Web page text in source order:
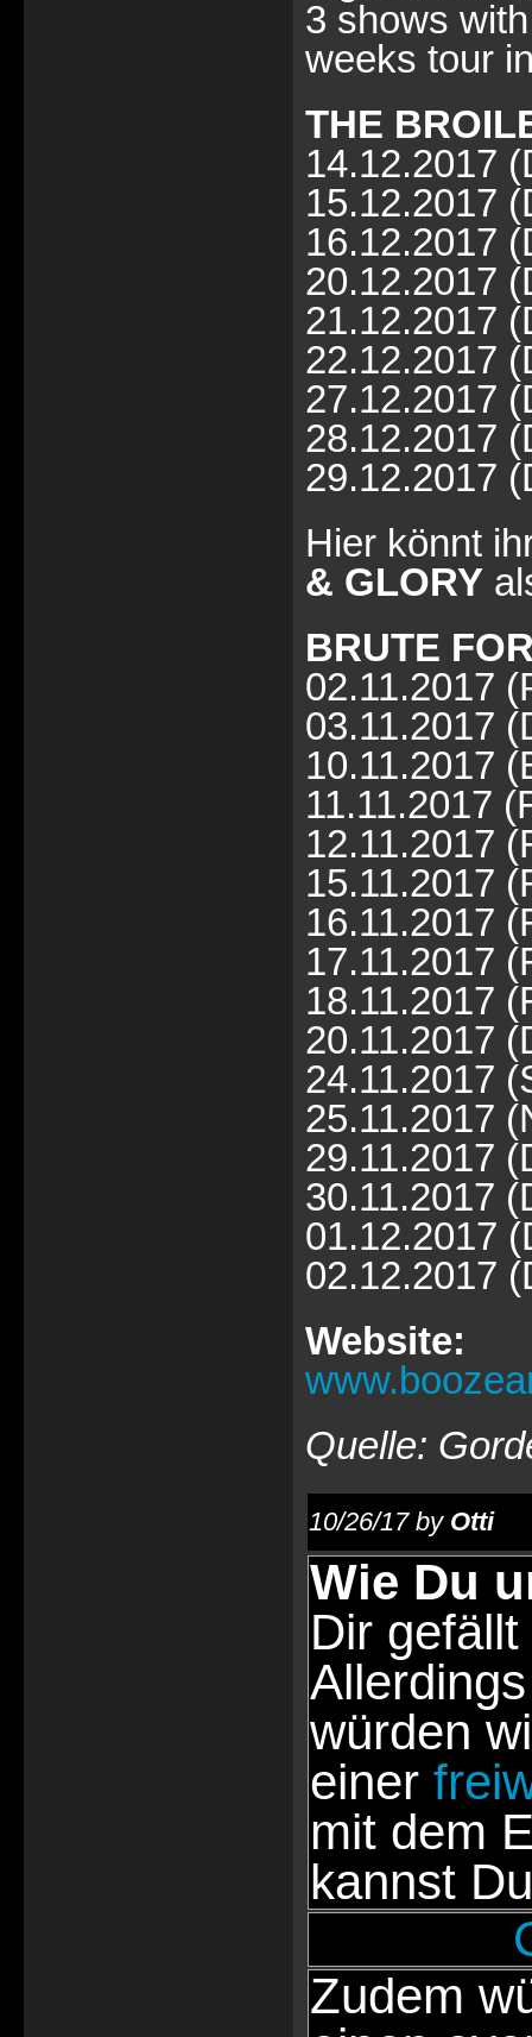
3 shows
weeks tour
THE
14.12.2017
15.12.2017
16.12.2017
20.12.2017
21.12.2017
22.12.2017
27.12.2017
28.12.2017
29.12.2017
Hier könnt
& GLORY
BRUTE
02.11.2017
03.11.2017
10.11.2017
11.11.2017
12.11.2017
15.11.2017
16.11.2017
17.11.2017
18.11.2017
20.11.2017
24.11.2017
25.11.2017
29.11.2017
30.11.2017
01.12.2017
02.12.2017
Website:
Quelle:
10/26/17 by Otti
Wie Du
Dir
würden
einer
mit dem
kannst
Zudem